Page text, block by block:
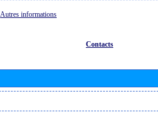
Autres informations
Contacts